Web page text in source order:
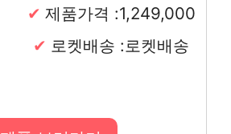
제품가격 :1,249,000
로켓배송 :로켓배송